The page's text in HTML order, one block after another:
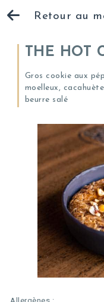
Retour au
THE HOT
Gros cookie aux
moelleux,
beurre salé